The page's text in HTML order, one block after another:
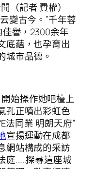
（記者 費權）
變古今。”千年蓉
佳譽，2300余年
底蘊，也孕育出
城市品德。
始操作她吧檯上
孔正噴出彩虹色
法同業 明朗天府”
宣揚運動在成都
網站構成的采訪
庭……探尋這座城